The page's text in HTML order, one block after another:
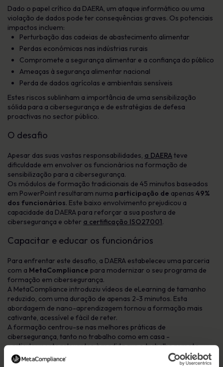
Dado o papel crítico da DAERA, um ataque informático ou uma
violação de dados pode ter consequências graves. Os potenciais
impactos incluem:
Perturbação das cadeias de abastecimento alimentar
Perdas económicas nas indústrias rurais
Compromete a segurança alimentar e a confiança do público
Ameaças à segurança alimentar nacional
Perda de dados agrícolas e ambientais sensíveis
Estes riscos sublinham a importância de uma sensibilização
sólida para a cibersegurança e de estratégias de defesa
proactivas no sector público.
O desafio
Apesar das suas vastas responsabilidades, a DAERAteve
dificuldade em envolver os funcionários na formação de
sensibilização para a cibersegurança.
Os módulos de formação tradicionais de 45 minutos baseados
em PowerPoint resultaram numa participação de apenas 49%
dos funcionários. Este baixo envolvimento prejudicou a
capacidade da DAERA para reforçar a sua postura de
cibersegurança e obter a certificação ISO27001.
Capacitar e educar os funcionários
Para enfrentar este desafio, a DAERA estabeleceu uma parceria
com a MetaCompliance para modernizar o seu programa de
formação em cibersegurança.
A MetaCompliance introduziu vídeos de eLearning de tamanho
reduzido, com uma duração de apenas 2-3 minutos. Esta
abordagem de nano-aprendizagem tornou a formação mais
cativante, acessível e fácil de reter.
A formação centrou-se nas melhores práticas de
cibersegurança, tanto no trabalho como em casa -
particularmente relevantes à medida que o trabalho remoto
aumentou após a pandemia de COVID-19.